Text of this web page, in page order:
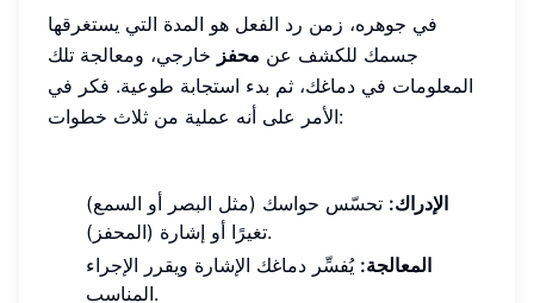
في جوهره، زمن رد الفعل هو المدة التي يستغرقها
جسمك للكشف عن محفز خارجي، ومعالجة تلك
المعلومات في دماغك، ثم بدء استجابة طوعية. فكر في
الأمر على أنه عملية من ثلاث خطوات:
الإدراك: تحسّس حواسك (مثل البصر أو السمع)
تغيرًا أو إشارة (المحفز).
المعالجة: يُفسِّر دماغك الإشارة ويقرر الإجراء
المناسب.